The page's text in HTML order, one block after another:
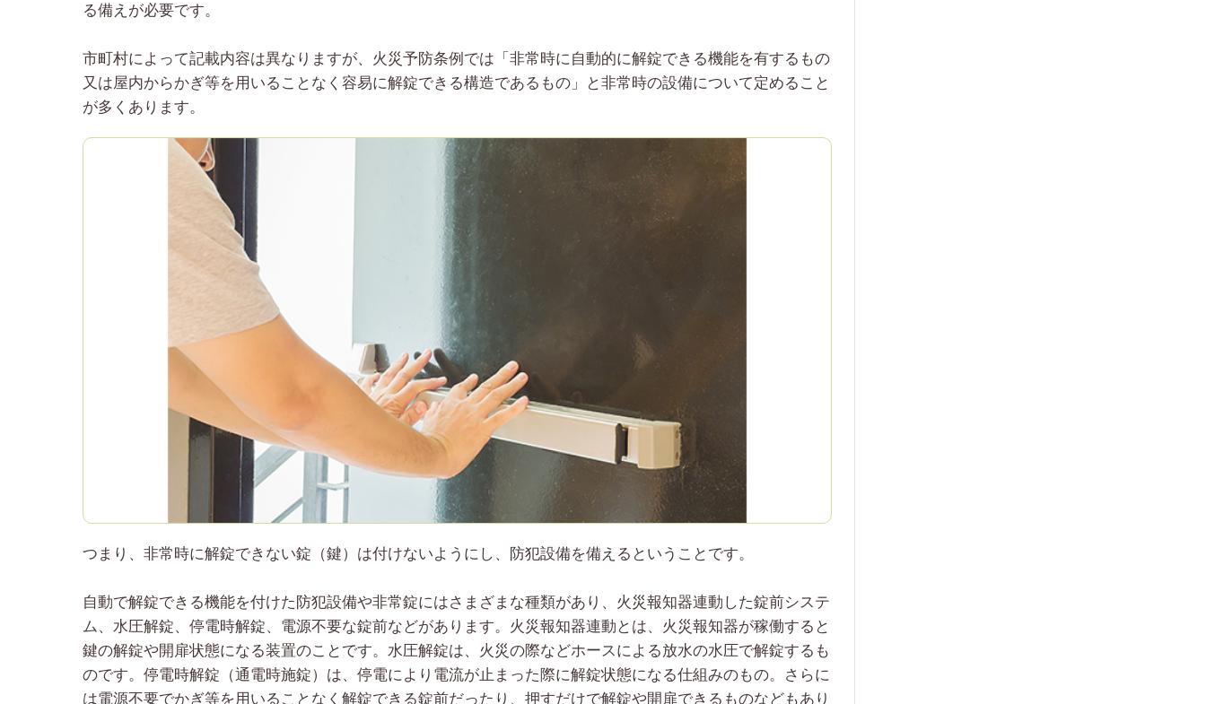
る備えが必要です。
市町村によって記載内容は異なりますが、火災予防条例では「非常時に自動的に解錠できる機能を有するもの
又は屋内からかぎ等を用いることなく容易に解錠できる構造であるもの」と非常時の設備について定めること
が多くあります。
つまり、非常時に解錠できない錠（鍵）は付けないようにし、防犯設備を備えるということです。
自動で解錠できる機能を付けた防犯設備や非常錠にはさまざまな種類があり、火災報知器連動した錠前システ
ム、水圧解錠、停電時解錠、電源不要な錠前などがあります。火災報知器連動とは、火災報知器が稼働すると
鍵の解錠や開扉状態になる装置のことです。水圧解錠は、火災の際などホースによる放水の水圧で解錠するも
のです。停電時解錠（通電時施錠）は、停電により電流が止まった際に解錠状態になる仕組みのもの。さらに
は電源不要でかぎ等を用いることなく解錠できる錠前だったり、押すだけで解錠や開扉できるものなどもあり